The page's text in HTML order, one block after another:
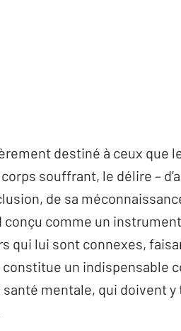
destiné à ceux que
souffrant, le délire –
de sa
conçu comme un
qui lui sont connexes,
un indispensable
mentale, qui doivent y